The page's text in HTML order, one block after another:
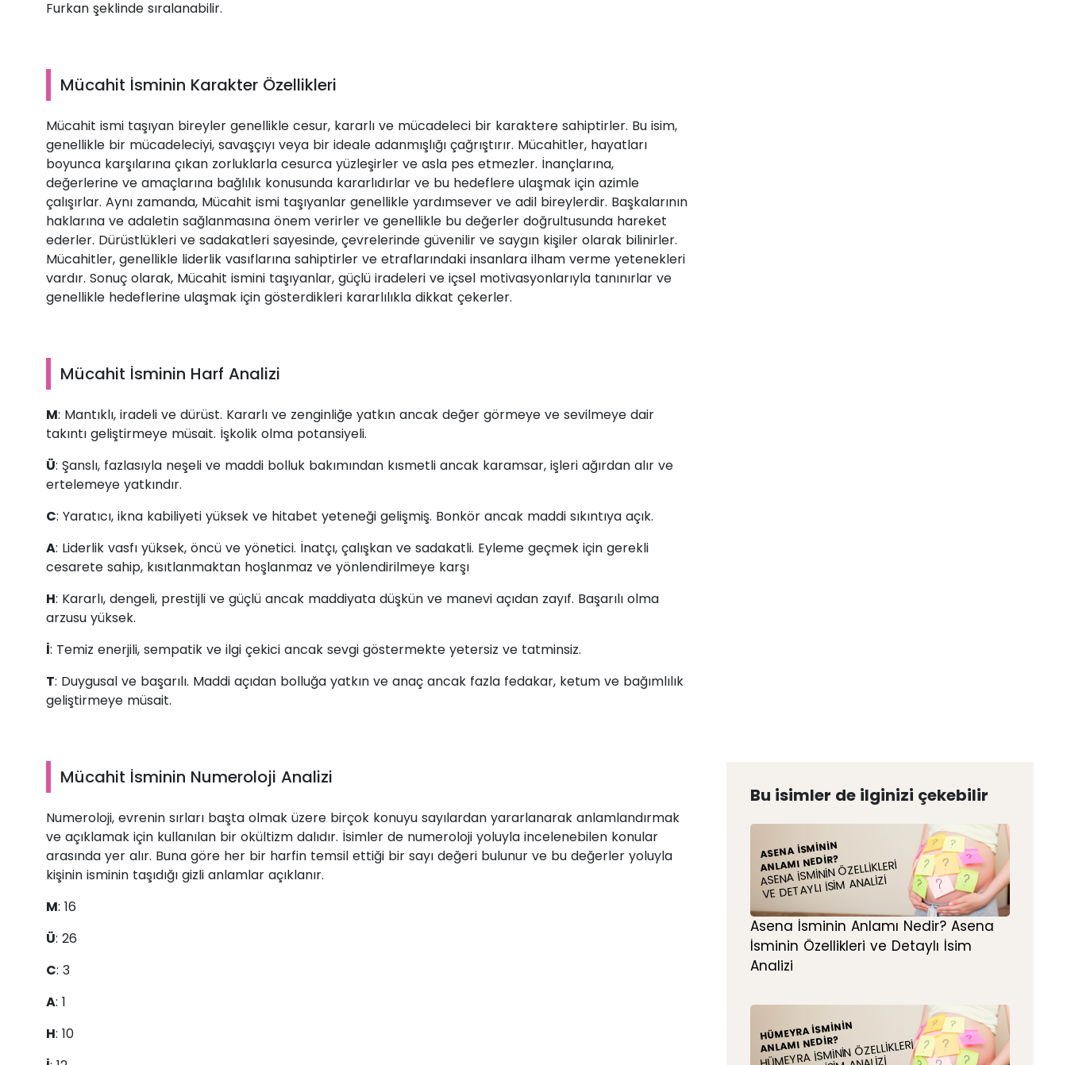
Furkan şeklinde sıralanabilir.
Mücahit İsminin Karakter Özellikleri
Mücahit ismi taşıyan bireyler genellikle cesur, kararlı ve mücadeleci bir karaktere sahiptirler. Bu isim,
genellikle bir mücadeleciyi, savaşçıyı veya bir ideale adanmışlığı çağrıştırır. Mücahitler, hayatları
boyunca karşılarına çıkan zorluklarla cesurca yüzleşirler ve asla pes etmezler. İnançlarına,
değerlerine ve amaçlarına bağlılık konusunda kararlıdırlar ve bu hedeflere ulaşmak için azimle
çalışırlar. Aynı zamanda, Mücahit ismi taşıyanlar genellikle yardımsever ve adil bireylerdir. Başkalarının
haklarına ve adaletin sağlanmasına önem verirler ve genellikle bu değerler doğrultusunda hareket
ederler. Dürüstlükleri ve sadakatleri sayesinde, çevrelerinde güvenilir ve saygın kişiler olarak bilinirler.
Mücahitler, genellikle liderlik vasıflarına sahiptirler ve etraflarındaki insanlara ilham verme yetenekleri
vardır. Sonuç olarak, Mücahit ismini taşıyanlar, güçlü iradeleri ve içsel motivasyonlarıyla tanınırlar ve
genellikle hedeflerine ulaşmak için gösterdikleri kararlılıkla dikkat çekerler.
Mücahit İsminin Harf Analizi
M: Mantıklı, iradeli ve dürüst. Kararlı ve zenginliğe yatkın ancak değer görmeye ve sevilmeye dair
takıntı geliştirmeye müsait. İşkolik olma potansiyeli.
Ü: Şanslı, fazlasıyla neşeli ve maddi bolluk bakımından kısmetli ancak karamsar, işleri ağırdan alır ve
ertelemeye yatkındır.
C: Yaratıcı, ikna kabiliyeti yüksek ve hitabet yeteneği gelişmiş. Bonkör ancak maddi sıkıntıya açık.
A: Liderlik vasfı yüksek, öncü ve yönetici. İnatçı, çalışkan ve sadakatli. Eyleme geçmek için gerekli
cesarete sahip, kısıtlanmaktan hoşlanmaz ve yönlendirilmeye karşı
H: Kararlı, dengeli, prestijli ve güçlü ancak maddiyata düşkün ve manevi açıdan zayıf. Başarılı olma
arzusu yüksek.
İ: Temiz enerjili, sempatik ve ilgi çekici ancak sevgi göstermekte yetersiz ve tatminsiz.
T: Duygusal ve başarılı. Maddi açıdan bolluğa yatkın ve anaç ancak fazla fedakar, ketum ve bağımlılık
geliştirmeye müsait.
Mücahit İsminin Numeroloji Analizi
Numeroloji, evrenin sırları başta olmak üzere birçok konuyu sayılardan yararlanarak anlamlandırmak
ve açıklamak için kullanılan bir okültizm dalıdır. İsimler de numeroloji yoluyla incelenebilen konular
arasında yer alır. Buna göre her bir harfin temsil ettiği bir sayı değeri bulunur ve bu değerler yoluyla
kişinin isminin taşıdığı gizli anlamlar açıklanır.
M: 16
Ü: 26
C: 3
A: 1
H: 10
Bu isimler de ilginizi çekebilir
ASENA İSMININ
ANLAMI NEDIR?
ASENA İSMININ ÖZELLIKLERI
VE DETAYLI İSIM ANALIZI
Asena İsminin Anlamı Nedir? Asena
İsminin Özellikleri ve Detaylı İsim
Analizi
HÜMEYRA İSMININ
ANLAMI NEDIR?
HÜMEYRA İSMININ ÖZELLIKLERI